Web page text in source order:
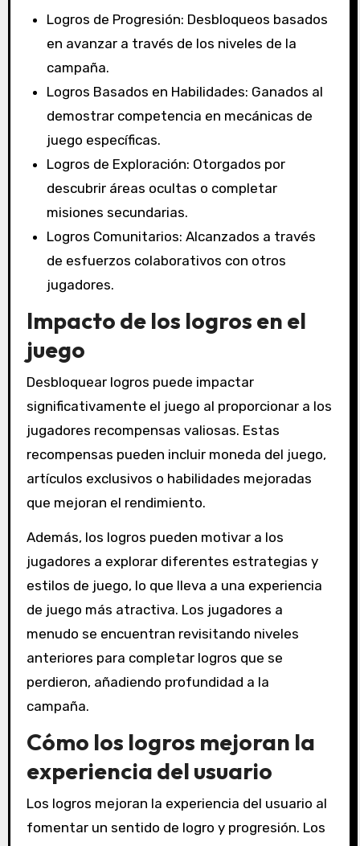
Logros de Progresión: Desbloqueos basados
en avanzar a través de los niveles de la
campaña.
Logros Basados en Habilidades: Ganados al
demostrar competencia en mecánicas de
juego específicas.
Logros de Exploración: Otorgados por
descubrir áreas ocultas o completar
misiones secundarias.
Logros Comunitarios: Alcanzados a través
de esfuerzos colaborativos con otros
jugadores.
Impacto de los logros en el
juego
Desbloquear logros puede impactar
significativamente el juego al proporcionar a los
jugadores recompensas valiosas. Estas
recompensas pueden incluir moneda del juego,
artículos exclusivos o habilidades mejoradas
que mejoran el rendimiento.
Además, los logros pueden motivar a los
jugadores a explorar diferentes estrategias y
estilos de juego, lo que lleva a una experiencia
de juego más atractiva. Los jugadores a
menudo se encuentran revisitando niveles
anteriores para completar logros que se
perdieron, añadiendo profundidad a la
campaña.
Cómo los logros mejoran la
experiencia del usuario
Los logros mejoran la experiencia del usuario al
fomentar un sentido de logro y progresión. Los